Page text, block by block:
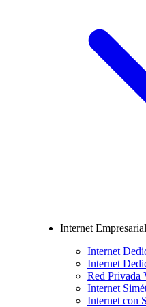
Internet Empresarial
Internet
Internet
Red Privada
Internet
Internet con